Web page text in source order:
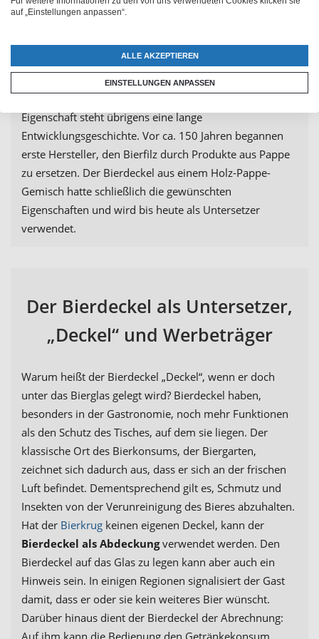
bedruckten Bierdeckel in Gastro-Qualität erhältst
gestalten soll kein Nachteil sein! Echte Bierdeckel sind
dick genug, um als Untersetzer die Tischoberfläche zu
schützen und weisen eine für Papierprodukte hohe
Eigenschaft steht übrigens eine lange
Entwicklungsgeschichte. Vor ca. 150 Jahren begannen
erste Hersteller, den Bierfilz durch Produkte aus Pappe
zu ersetzen. Der Bierdeckel aus einem Holz-Pappe-
Gemisch hatte schließlich die gewünschten
Eigenschaften und wird bis heute als Untersetzer
verwendet.
Der Bierdeckel als Untersetzer,
„Deckel“ und Werbeträger
Warum heißt der Bierdeckel „Deckel“, wenn er doch
unter das Bierglas gelegt wird? Bierdeckel haben,
besonders in der Gastronomie, noch mehr Funktionen
als den Schutz des Tisches, auf dem sie liegen. Der
klassische Ort des Bierkonsums, der Biergarten,
zeichnet sich dadurch aus, dass er sich an der frischen
Luft befindet. Dementsprechend gilt es, Schmutz und
Insekten von der Verunreinigung des Bieres abzuhalten.
Hat der Bierkrug keinen eigenen Deckel, kann der
Bierdeckel als Abdeckungverwendet werden. Den
Bierdeckel auf das Glas zu legen kann aber auch ein
Hinweis sein. In einigen Regionen signalisiert der Gast
damit, dass er oder sie kein weiteres Bier wünscht.
Darüber hinaus dient der Bierdeckel der Abrechnung:
Auf ihm kann die Bedienung den Getränkekonsum
auf „Einstellungen anpassen“.
ALLE AKZEPTIEREN
EINSTELLUNGEN ANPASSEN